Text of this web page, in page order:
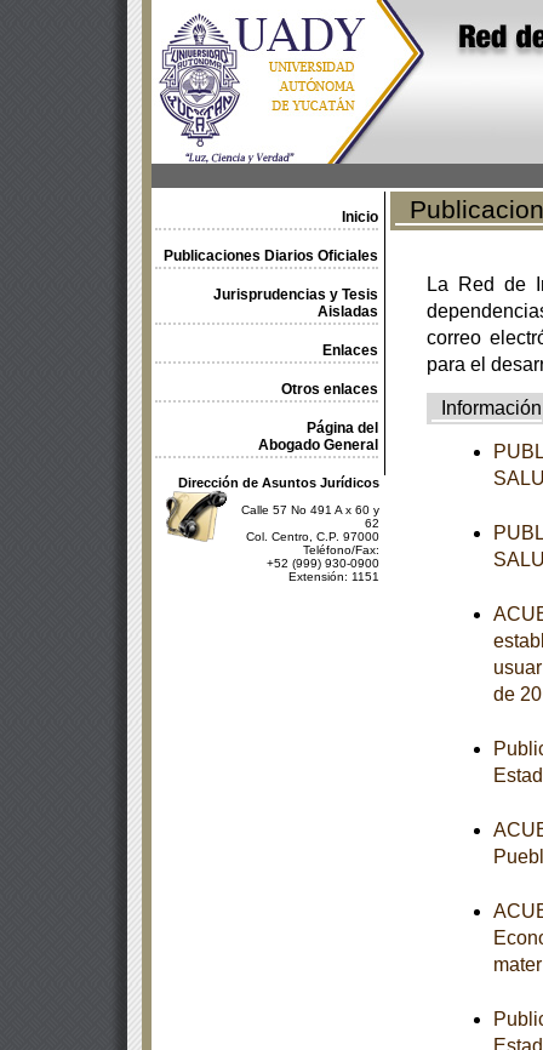
Inicio
Publicaciones Diarios Oficiales
Jurisprudencias y Tesis
Aisladas
Enlaces
Otros enlaces
Página del
Abogado General
Dirección de Asuntos Jurídicos
Calle 57 No 491 A x 60 y
62
Col. Centro, C.P. 97000
Teléfono/Fax:
+52 (999) 930-0900
Extensión: 1151
La Red de
correo
para el
Información
de